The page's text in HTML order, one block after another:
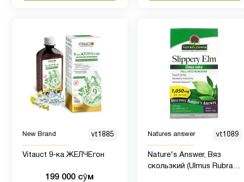
New Brand vt1885
Vitauct 9-ка ЖЕЛЧЕгон
199 000 сӯм
Natures answer vt1089
Nature's Answer, Вяз
скользкий (Ulmus Rubra),